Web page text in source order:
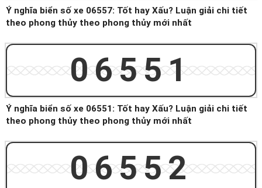
Ý nghĩa biển số xe 06557: Tốt hay Xấu? Luận giải chi tiết
theo phong thủy theo phong thủy mới nhất
06551
Ý nghĩa biển số xe 06551: Tốt hay Xấu? Luận giải chi tiết
theo phong thủy theo phong thủy mới nhất
06552